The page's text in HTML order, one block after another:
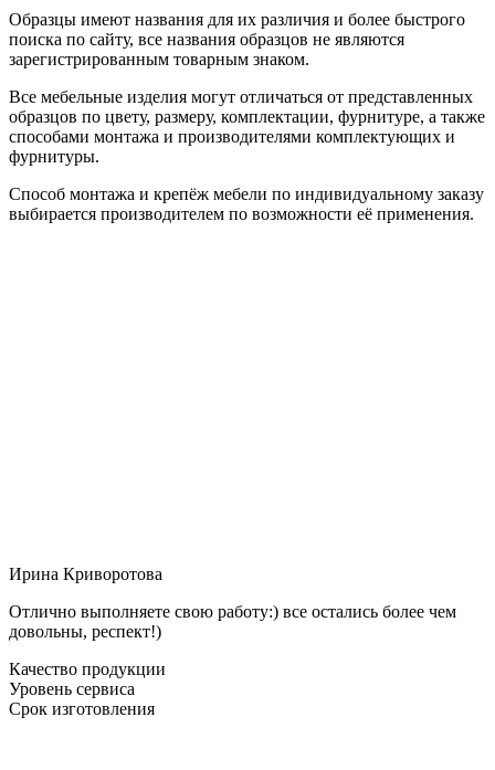
Образцы имеют названия для их различия и более быстрого
поиска по сайту, все названия образцов не являются
зарегистрированным товарным знаком.
Все мебельные изделия могут отличаться от представленных
образцов по цвету, размеру, комплектации, фурнитуре, а также
способами монтажа и производителями комплектующих и
фурнитуры.
Способ монтажа и крепёж мебели по индивидуальному заказу
выбирается производителем по возможности её применения.
Ирина Криворотова
Отлично выполняете свою работу:) все остались более чем
довольны, респект!)
Качество продукции
Уровень сервиса
Срок изготовления